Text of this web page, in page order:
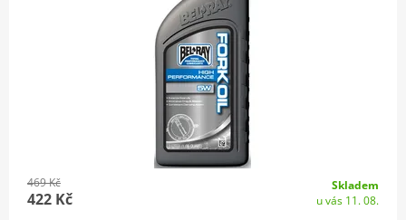
469 Kč
422 Kč
Skladem
u vás 11. 08.